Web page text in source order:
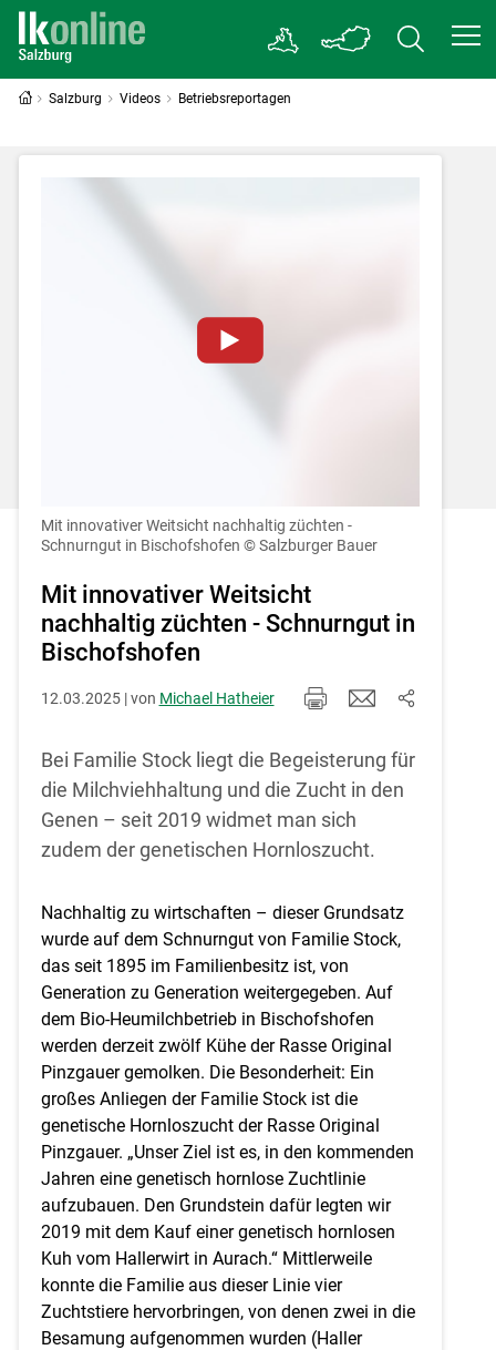
Salzburg Videos Betriebsreportagen
Einstellungen jederzeit einsehen und
korrigieren
Akzeptieren
Mit innovativer Weitsicht nachhaltig züchten -
Schnurngut in Bischofshofen © Salzburger Bauer
Mit innovativer Weitsicht
nachhaltig züchten - Schnurngut in
Bischofshofen
12.03.2025 | von Michael Hatheier
Bei Familie Stock liegt die Begeisterung für
die Milchviehhaltung und die Zucht in den
Genen – seit 2019 widmet man sich
zudem der genetischen Hornloszucht.
Nachhaltig zu wirtschaften – dieser Grundsatz
wurde auf dem Schnurngut von Familie Stock,
das seit 1895 im Familienbesitz ist, von
Generation zu Generation weitergegeben. Auf
dem Bio-Heumilchbetrieb in Bischofshofen
werden derzeit zwölf Kühe der Rasse Original
Pinzgauer gemolken. Die Besonderheit: Ein
großes Anliegen der Familie Stock ist die
genetische Hornloszucht der Rasse Original
Pinzgauer. „Unser Ziel ist es, in den kommenden
Jahren eine genetisch hornlose Zuchtlinie
aufzubauen. Den Grundstein dafür legten wir
2019 mit dem Kauf einer genetisch hornlosen
Kuh vom Hallerwirt in Aurach.“ Mittlerweile
konnte die Familie aus dieser Linie vier
Zuchtstiere hervorbringen, von denen zwei in die
Besamung aufgenommen wurden (Haller